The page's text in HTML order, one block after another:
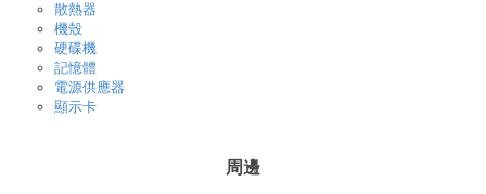
散熱器
機殼
硬碟機
記憶體
電源供應器
顯示卡
周邊